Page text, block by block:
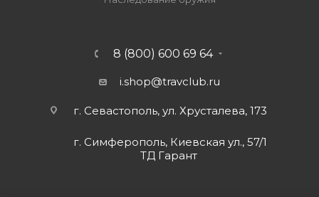
8 (800) 600 69 64
i.shop@travclub.ru
г. Севастополь, ул. Хрусталева, 173
г. Симферополь, Киевская ул., 57/1
ТД Гарант